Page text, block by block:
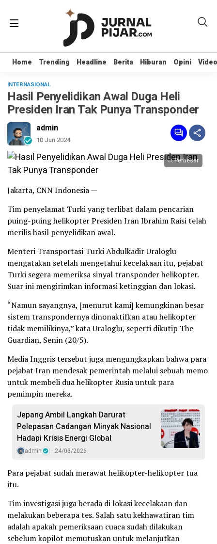
Home Trending Headline Berita Hiburan Opini Video
Home Trending Headline Berita Hiburan Opini Video
INTERNASIONAL
Hasil Penyelidikan Awal Duga Heli
Presiden Iran Tak Punya Transponder
admin
10 Jun 2024
Perbesar
Jakarta, CNN Indonesia —
Tim penyelamat Turki yang terlibat dalam pencarian
puing-puing helikopter Presiden Iran Ibrahim Raisi telah
merilis hasil penyelidikan awal.
Menteri Transportasi Turki Abdulkadir Uraloglu
mengatakan setelah mengetahui kecelakaan itu, pejabat
Turki segera memeriksa sinyal transponder helikopter.
Suar ini mengirimkan informasi ketinggian dan lokasi.
“Namun sayangnya, [menurut kami] kemungkinan besar
sistem transpondernya dinonaktifkan atau helikopter
tidak memilikinya,” kata Uraloglu, seperti dikutip The
Guardian, Senin (20/5).
Media Inggris tersebut juga mengungkapkan bahwa para
pejabat Iran mendesak pemerintah melalui sebuah memo
untuk membeli dua helikopter Rusia untuk para
pemimpin mereka.
Jepang Ambil Langkah Darurat
Pelepasan Cadangan Minyak Nasional
Hadapi Krisis Energi Global
admin 24/03/2026
Para pejabat sudah merawat helikopter-helikopter tua
itu.
Tim investigasi juga berada di lokasi kecelakaan dan
melakukan beberapa tes. Salah satu kekhawatiran tim
adalah apakah pemeriksaan cuaca sudah dilakukan
sebelum kopilot memutuskan untuk melanjutkan